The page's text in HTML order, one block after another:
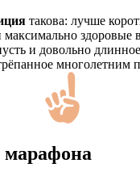
такова: лучше
здоровые
и довольно
многолетним
марафона